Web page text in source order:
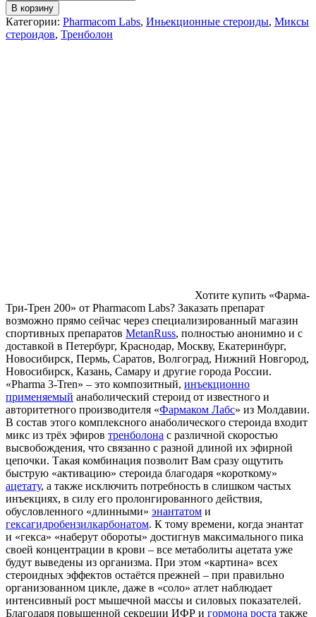
В корзину
Категории: Pharmacom Labs, Иньекционные стероиды, Миксы
стероидов, Тренболон
Хотите купить «Фарма-
Три-Трен 200» от Pharmacom Labs? Заказать препарат
возможно прямо сейчас через специализированный магазин
спортивных препаратов MetanRuss, полностью анонимно и с
доставкой в Петербург, Краснодар, Москву, Екатеринбург,
Новосибирск, Пермь, Саратов, Волгоград, Нижний Новгород,
Новосибирск, Казань, Самару и другие города России.
«Pharma 3-Tren» – это композитный, инъекционно
применяемый анаболический стероид от известного и
авторитетного производителя «Фармаком Лабс» из Молдавии.
В состав этого комплексного анаболического стероида входит
микс из трёх эфиров тренболона с различной скоростью
высвобождения, что связанно с разной длиной их эфирной
цепочки. Такая комбинация позволит Вам сразу ощутить
быструю «активацию» стероида благодаря «короткому»
ацетату, а также исключить потребность в слишком частых
инъекциях, в силу его пролонгированного действия,
обусловленного «длинными» энантатом и
гексагидробензилкарбонатом. К тому времени, когда энантат
и «гекса» «наберут обороты» достигнув максимального пика
своей концентрации в крови – все метаболиты ацетата уже
будут выведены из организма. При этом «картина» всех
стероидных эффектов остаётся прежней – при правильно
организованном цикле, даже в «соло» атлет наблюдает
интенсивный рост мышечной массы и силовых показателей.
Благодаря повышенной секреции ИФР и гормона роста также